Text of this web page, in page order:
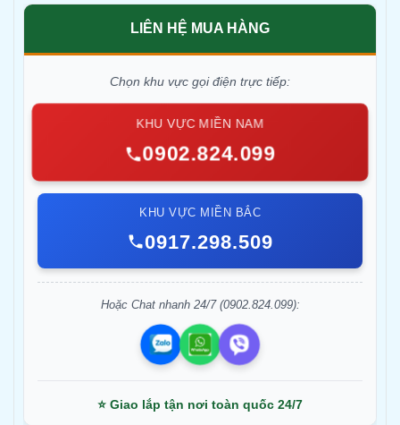
LIÊN HỆ MUA HÀNG
Chọn khu vực gọi điện trực tiếp:
KHU VỰC MIỀN NAM
0902.824.099
KHU VỰC MIỀN BẮC
0917.298.509
Hoặc Chat nhanh 24/7 (0902.824.099):
⭐ Giao lắp tận nơi toàn quốc 24/7